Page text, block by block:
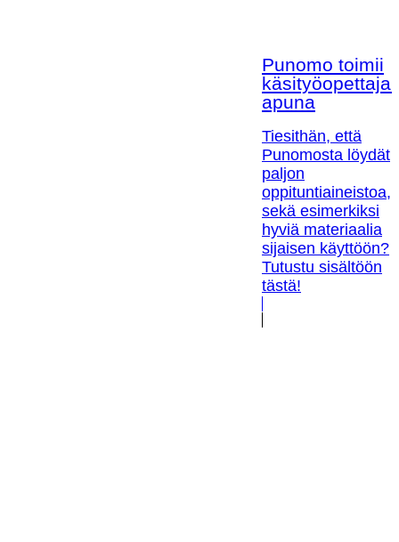
Punomo toimii
apuna
Tiesithän, että
Punomosta löydät
paljon
oppituntiaineistoa,
sekä esimerkiksi
hyviä materiaalia
sijaisen käyttöön?
Tutustu sisältöön
tästä!